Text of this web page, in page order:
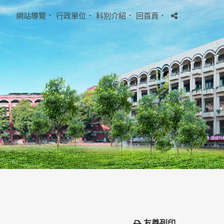
網站導覽 ． 行政單位 ． 科別介紹． 回首頁．